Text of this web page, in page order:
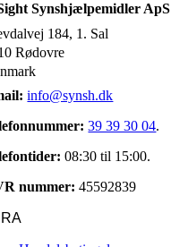
Synshjælpemidler ApS
184, 1. Sal
Rødovre
info@synsh.dk
39 39 30 04.
08:30 til 15:00.
nummer: 45592839